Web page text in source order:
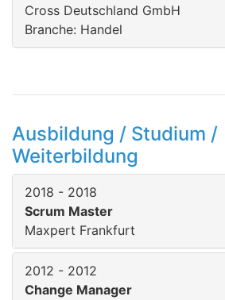
Cross Deutschland GmbH
Branche: Handel
Ausbildung / Studium /
Weiterbildung
2018 - 2018
Scrum Master
Maxpert Frankfurt
2012 - 2012
Change Manager